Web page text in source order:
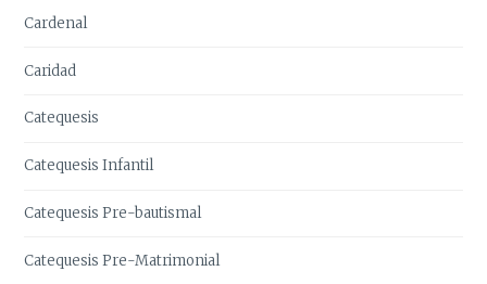
Cardenal
Caridad
Catequesis
Catequesis Infantil
Catequesis Pre-bautismal
Catequesis Pre-Matrimonial